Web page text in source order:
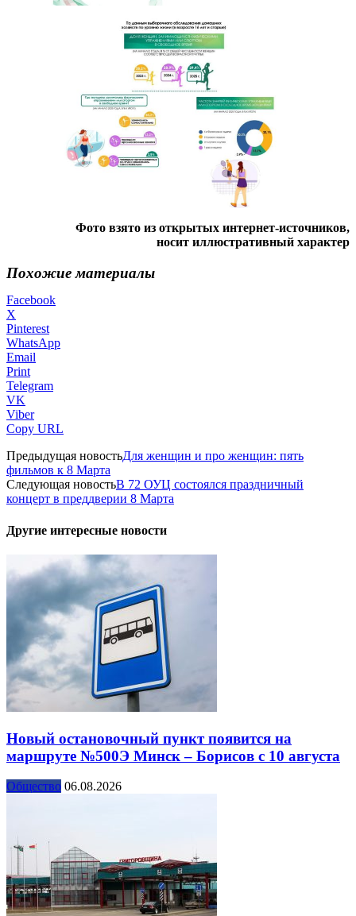
Фото взято из открытых интернет-источников,
носит иллюстративный характер
Похожие материалы
Facebook
X
Pinterest
WhatsApp
Email
Print
Telegram
VK
Viber
Copy URL
Предыдущая новостьДля женщин и про женщин: пять
фильмов к 8 Марта
Следующая новостьВ 72 ОУЦ состоялся праздничный
концерт в преддверии 8 Марта
Другие интересные новости
Новый остановочный пункт появится на
маршруте №500Э Минск – Борисов с 10 августа
Общество 06.08.2026